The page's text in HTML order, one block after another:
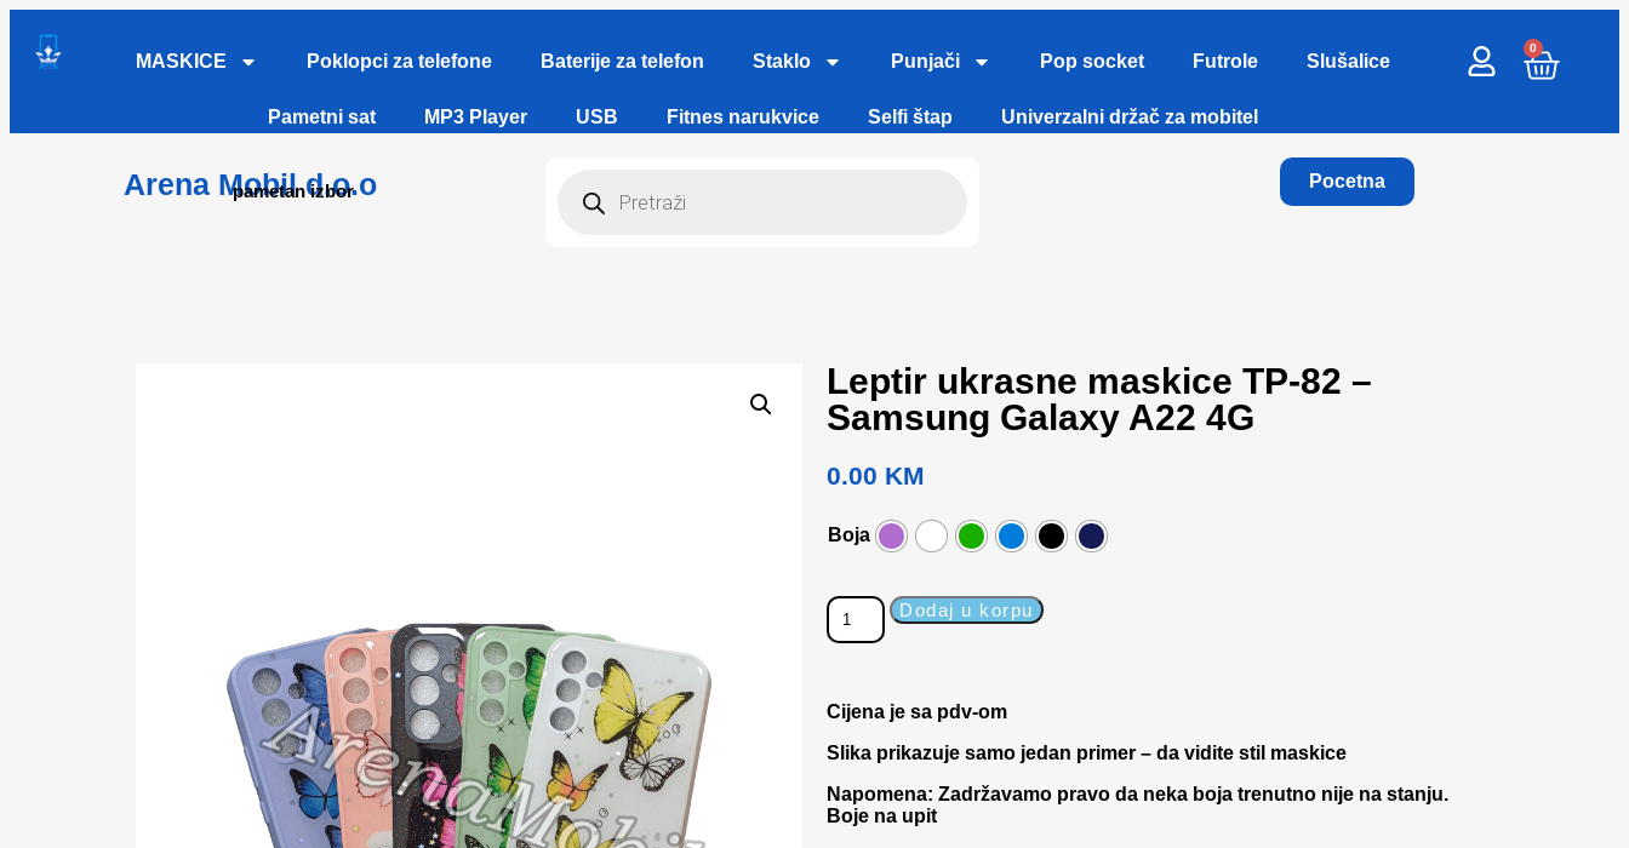
MASKICE Poklopci za telefone Baterije za telefon Staklo Punjači Pop socket Futrole Slušalice
Pametni sat MP3 Player USB Fitnes narukvice Selfi štap Univerzalni držač za mobitel
Arena Mobil d.o.o
pametan izbor Pocetna
0
Leptir ukrasne maskice TP-82 –
Samsung Galaxy A22 4G
0.00 KM
Boja
Dodaj u korpu
Cijena je sa pdv-om
Slika prikazuje samo jedan primer – da vidite stil maskice
Napomena: Zadržavamo pravo da neka boja trenutno nije na stanju.
Boje na upit